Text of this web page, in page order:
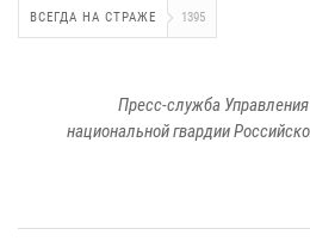
ВСЕГДА НА СТРАЖЕ 1395
Пресс-служба
национальной гвардии